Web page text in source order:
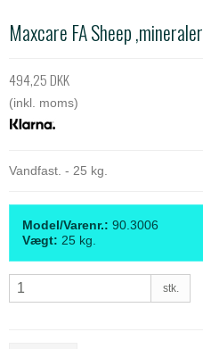
Maxcare FA Sheep ,mineraler
494,25 DKK
(inkl. moms)
Vandfast. - 25 kg.
Model/Varenr.: 90.3006
Vægt: 25 kg.
stk.